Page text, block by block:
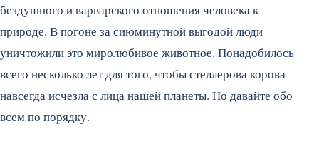
бездушного и варварского отношения человека к
природе. В погоне за сиюминутной выгодой люди
уничтожили это миролюбивое животное. Понадобилось
всего несколько лет для того, чтобы стеллерова корова
навсегда исчезла с лица нашей планеты. Но давайте обо
всем по порядку.